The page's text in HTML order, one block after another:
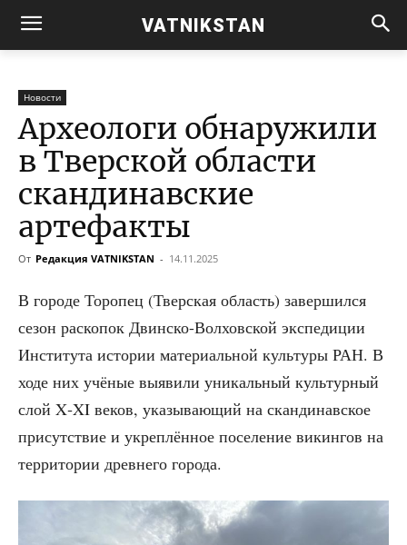
VATNIKSTAN
Новости
Археологи обнаружили
в Тверской области
скандинавские
артефакты
От Редакция VATNIKSTAN - 14.11.2025
В горо­де Торо­пец (Твер­ская область) завер­шил­ся
сезон рас­ко­пок Двин­ско-Вол­хов­ской экс­пе­ди­ции
Инсти­ту­та исто­рии мате­ри­аль­ной куль­ту­ры РАН. В
ходе них учё­ные выяви­ли уни­каль­ный куль­тур­ный
слой X‑XI веков, ука­зы­ва­ю­щий на скан­ди­нав­ское
при­сут­ствие и укреп­лён­ное посе­ле­ние викин­гов на
тер­ри­то­рии древ­не­го города.